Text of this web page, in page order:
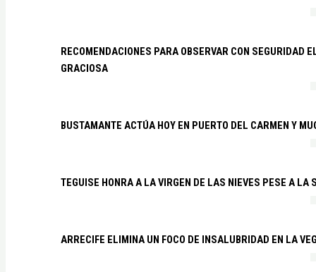
RECOMENDACIONES PARA OBSERVAR CON SEGURIDAD
GRACIOSA
BUSTAMANTE ACTÚA HOY EN PUERTO DEL CARMEN Y
TEGUISE HONRA A LA VIRGEN DE LAS NIEVES PESE A LA
ARRECIFE ELIMINA UN FOCO DE INSALUBRIDAD EN LA